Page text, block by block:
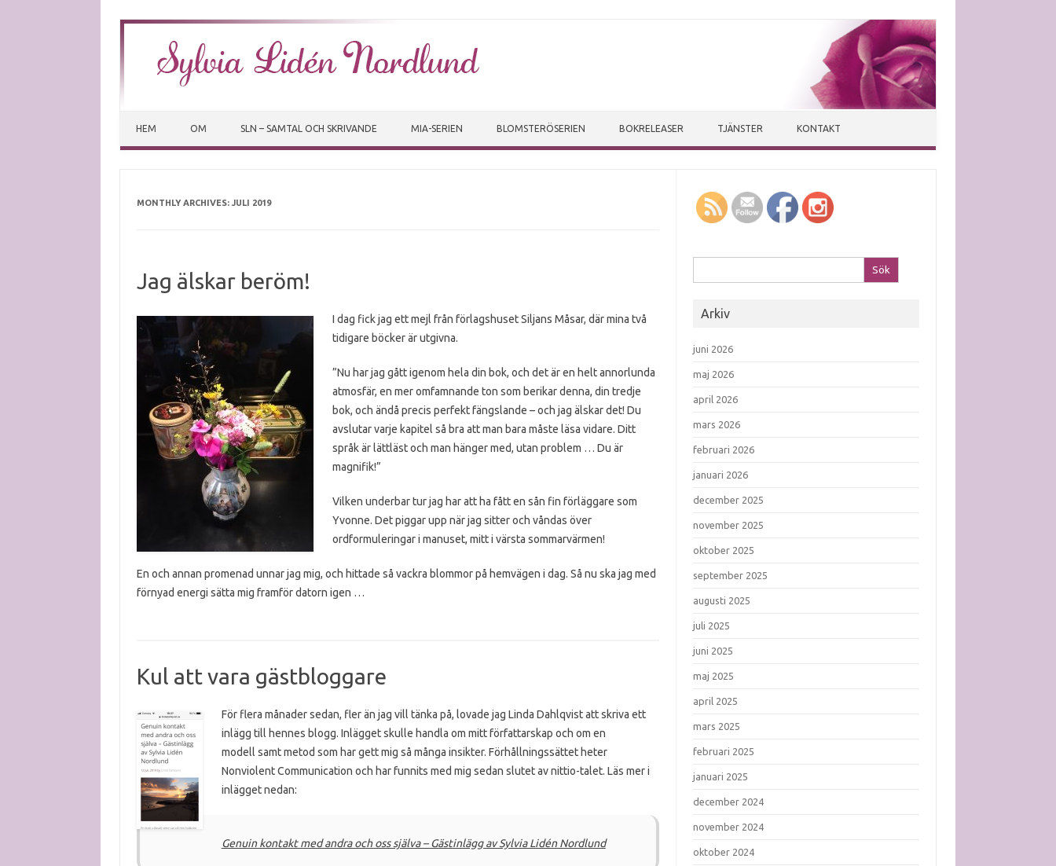
HEM OM SLN – SAMTAL OCH SKRIVANDE MIA-SERIEN BLOMSTERÖSERIEN BOKRELEASER TJÄNSTER KONTAKT
MONTHLY ARCHIVES: JULI 2019
Jag älskar beröm!
I dag fick jag ett mejl från förlagshuset Siljans Måsar, där mina två
tidigare böcker är utgivna.
”Nu har jag gått igenom hela din bok, och det är en helt annorlunda
atmosfär, en mer omfamnande ton som berikar denna, din tredje
bok, och ändå precis perfekt fängslande – och jag älskar det! Du
avslutar varje kapitel så bra att man bara måste läsa vidare. Ditt
språk är lättläst och man hänger med, utan problem … Du är
magnifik!”
Vilken underbar tur jag har att ha fått en sån fin förläggare som
Yvonne. Det piggar upp när jag sitter och våndas över
ordformuleringar i manuset, mitt i värsta sommarvärmen!
En och annan promenad unnar jag mig, och hittade så vackra blommor på hemvägen i dag. Så nu ska jag med
förnyad energi sätta mig framför datorn igen …
Kul att vara gästbloggare
För flera månader sedan, fler än jag vill tänka på, lovade jag Linda Dahlqvist att skriva ett
inlägg till hennes blogg. Inlägget skulle handla om mitt författarskap och om en
modell samt metod som har gett mig så många insikter. Förhållningssättet heter
Nonviolent Communication och har funnits med mig sedan slutet av nittio-talet. Läs mer i
inlägget nedan:
Genuin kontakt med andra och oss själva – Gästinlägg av Sylvia Lidén Nordlund
Arkiv
juni 2026
maj 2026
april 2026
mars 2026
februari 2026
januari 2026
december 2025
november 2025
oktober 2025
september 2025
augusti 2025
juli 2025
juni 2025
maj 2025
april 2025
mars 2025
februari 2025
januari 2025
december 2024
november 2024
oktober 2024